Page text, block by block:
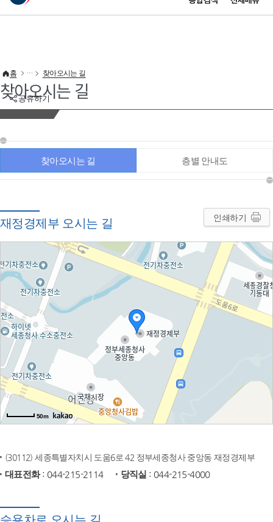
이 누리집은 대한민국 공식 전자정부 누리집입니다.
공유하기
홈 찾아오시는 길
찾아오시는 길
찾아오시는 길 층별 안내도
재정경제부 오시는 길 인쇄하기
50m
(30112) 세종특별자치시 도움6로 42 정부세종청사 중앙동 재정경제부
대표전화: 044-215-2114 당직실 : 044-215-4000